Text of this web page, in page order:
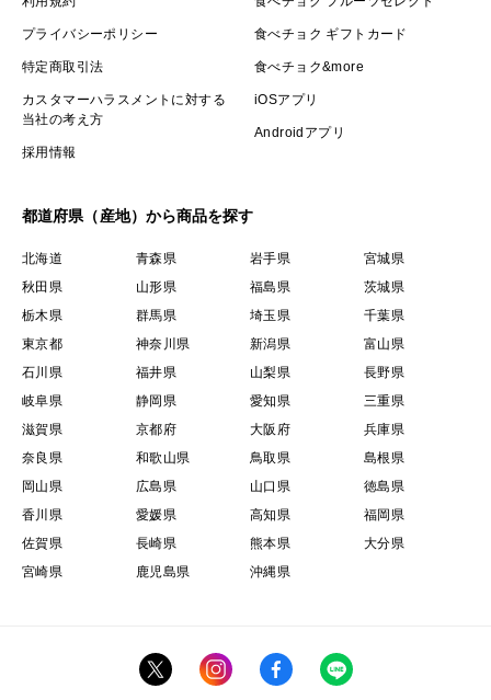
プライバシーポリシー
特定商取引法
カスタマーハラスメントに対する
当社の考え方
採用情報
食べチョク ギフトカード
食べチョク&more
iOSアプリ
Androidアプリ
都道府県（産地）から商品を探す
北海道 青森県 岩手県
宮城県
秋田県
山形県 福島県
茨城県
栃木県
群馬県 埼玉県
千葉県
東京都
神奈川県 新潟県
富山県
石川県
福井県 山梨県
長野県
岐阜県
静岡県 愛知県
三重県
滋賀県
京都府 大阪府
兵庫県
奈良県
和歌山県 鳥取県
島根県
岡山県
広島県 山口県
徳島県
香川県
愛媛県 高知県
福岡県
佐賀県
長崎県 熊本県
大分県
宮崎県
鹿児島県 沖縄県